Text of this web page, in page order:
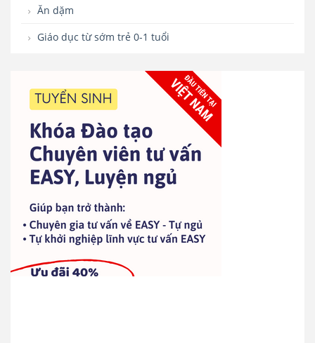
Ăn dặm
Giáo dục từ sớm trẻ 0-1 tuổi